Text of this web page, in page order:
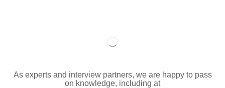
As experts and interview partners, we are happy to pass
on knowledge, including at